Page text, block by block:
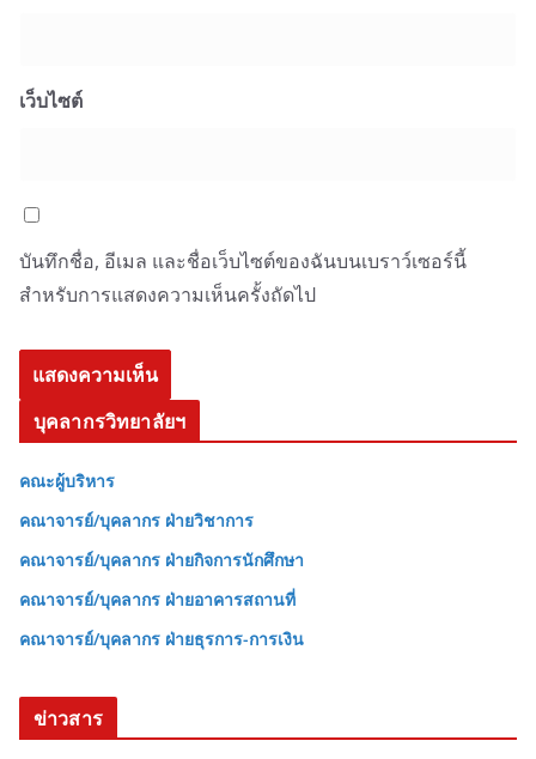
เว็บไซต์
บันทึกชื่อ, อีเมล และชื่อเว็บไซต์ของฉันบนเบราว์เซอร์นี้
สำหรับการแสดงความเห็นครั้งถัดไป
บุคลากรวิทยาลัยฯ
คณะผู้บริหาร
คณาจารย์/บุคลากร ฝ่ายวิชาการ
คณาจารย์/บุคลากร ฝ่ายกิจการนักศึกษา
คณาจารย์/บุคลากร ฝ่ายอาคารสถานที่
คณาจารย์/บุคลากร ฝ่ายธุรการ-การเงิน
ข่าวสาร